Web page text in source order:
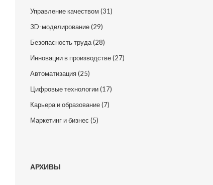
Управление качеством (31)
3D-моделирование(29)
Безопасность труда(28)
Инновации в производстве(27)
Автоматизация(25)
Цифровые технологии(17)
Карьера и образование(7)
Маркетинг и бизнес (5)
АРХИВЫ